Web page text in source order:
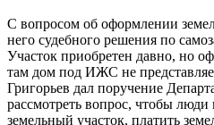
С вопросом об оформлении
него судебного решения по
Участок приобретен давно, но
там дом под ИЖС не
Григорьев дал поручение
рассмотреть вопрос, чтобы люди
земельный участок, платить